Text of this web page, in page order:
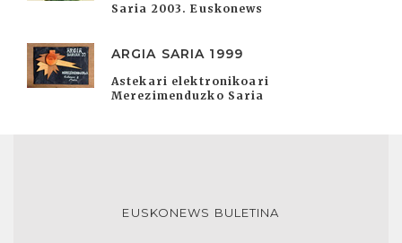
Saria 2003. Euskonews
ARGIA SARIA 1999
Astekari elektronikoari
Merezimenduzko Saria
EUSKONEWS BULETINA